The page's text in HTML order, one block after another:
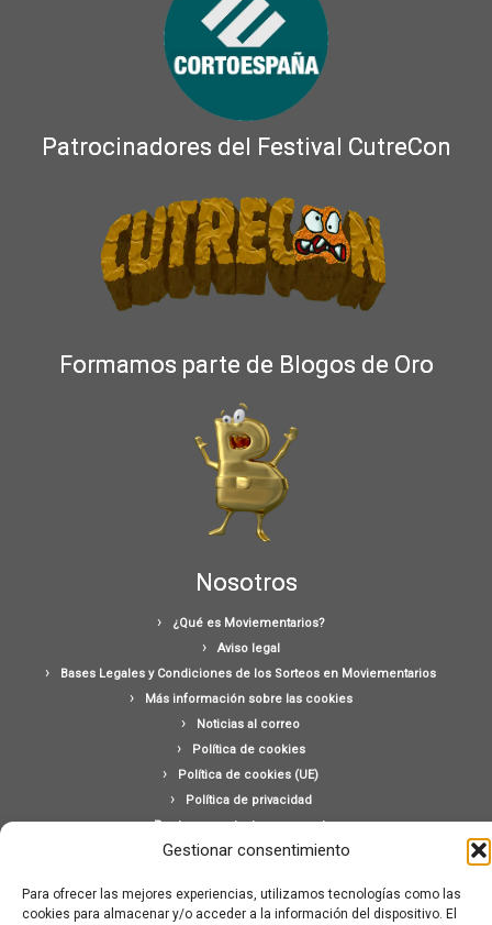
Gestionar consentimiento
Para ofrecer las mejores experiencias, utilizamos tecnologías como las
cookies para almacenar y/o acceder a la información del dispositivo. El
Patrocinadores del Festival CutreCon
Formamos parte de Blogos de Oro
Nosotros
¿Qué es Moviementarios?
Aviso legal
Bases Legales y Condiciones de los Sorteos en Moviementarios
Más información sobre las cookies
Noticias al correo
Política de cookies
Política de cookies (UE)
Política de privacidad
Ponte en contacto con nosotros